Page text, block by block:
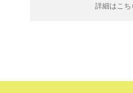
詳細はこち